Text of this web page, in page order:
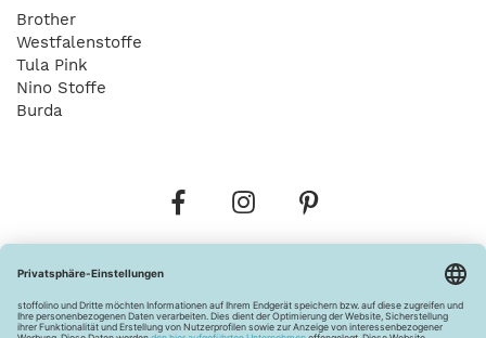
Brother
Westfalenstoffe
Tula Pink
Nino Stoffe
Burda
Widerrufsbelehrung Vertrag widerrufen